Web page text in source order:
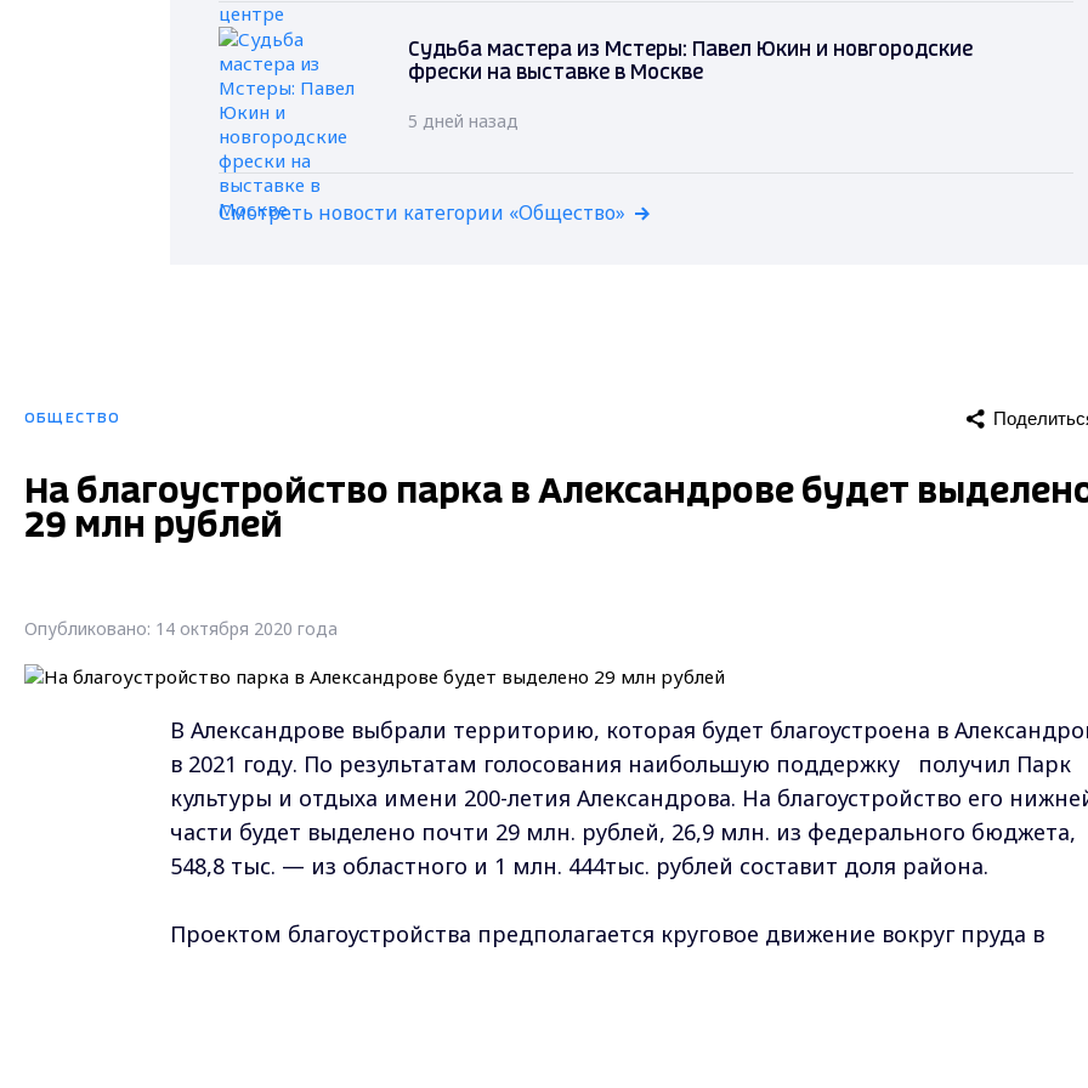
Судьба мастера из Мстеры: Павел Юкин и новгородские
фрески на выставке в Москве
5 дней назад
Смотреть новости категории «Общество»
ОБЩЕСТВО
На благоустройство парка в Александрове будет
29 млн рублей
Опубликовано: 14 октября 2020 года
В Александрове выбрали территорию, которая будет благоустроена в
в 2021 году. По результатам голосования наибольшую поддержку получил Парк
культуры и отдыха имени 200-летия Александрова. На благоустройство его
части будет выделено почти 29 млн. рублей, 26,9 млн. из федерального бюджета,
548,8 тыс. — из областного и 1 млн. 444тыс. рублей составит доля района.
Проектом благоустройства предполагается круговое движение вокруг пруда в